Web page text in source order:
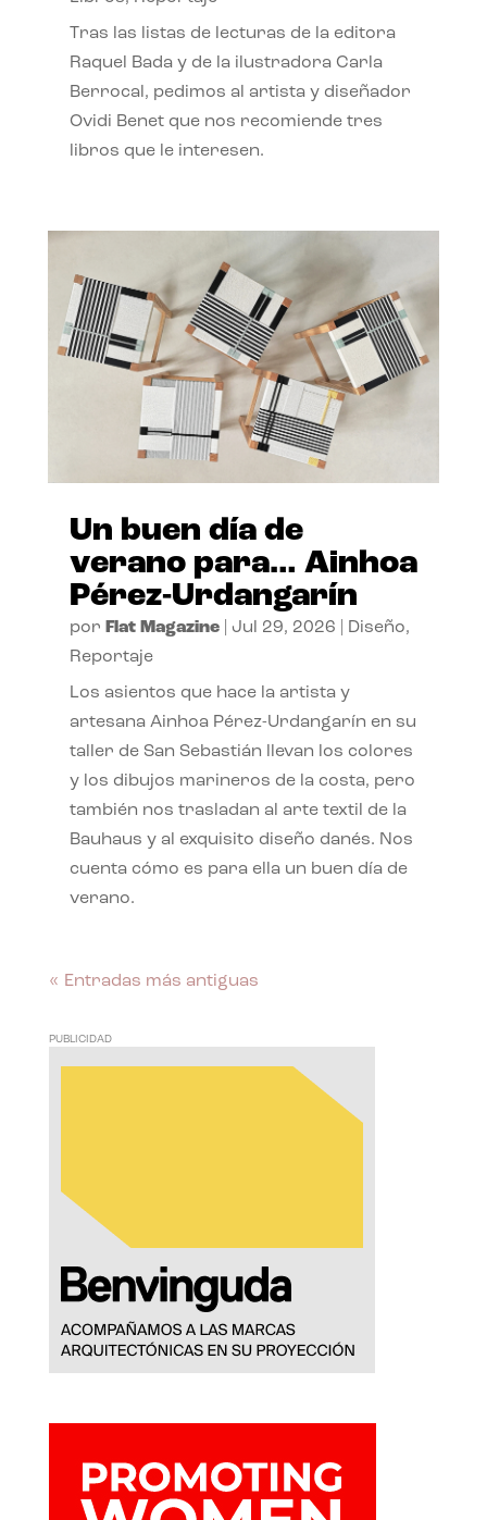
Tras las listas de lecturas de la editora
Raquel Bada y de la ilustradora Carla
Berrocal, pedimos al artista y diseñador
Ovidi Benet que nos recomiende tres
libros que le interesen.
Un buen día de
verano para… Ainhoa
Pérez-Urdangarín
por Flat Magazine| Jul 29, 2026 Diseño,
Reportaje
Los asientos que hace la artista y
artesana Ainhoa Pérez-Urdangarín en su
taller de San Sebastián llevan los colores
y los dibujos marineros de la costa, pero
también nos trasladan al arte textil de la
Bauhaus y al exquisito diseño danés. Nos
cuenta cómo es para ella un buen día de
verano.
« Entradas más antiguas
PUBLICIDAD